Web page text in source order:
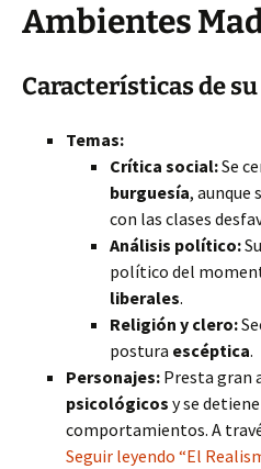
Ambientes
Características de
Temas:
Crítica social:Se
burguesía, aunque
con las clases
Análisis político:
político del
liberales.
Religión y clero:
postura escéptica.
Personajes: Presta gran
psicológicos y se
comportamientos. A
Seguir leyendo “El